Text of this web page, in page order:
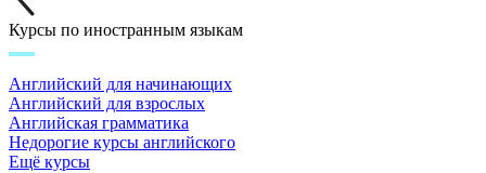
Курсы по иностранным языкам
Английский для начинающих
Английский для взрослых
Английская грамматика
Недорогие курсы английского
Ещё курсы